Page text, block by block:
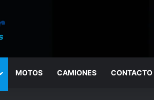
MOTOS CAMIONES CONTACTO